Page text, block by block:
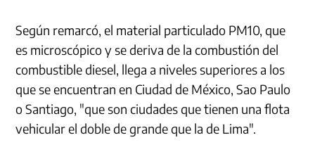
Según remarcó, el material particulado PM10, que
es microscópico y se deriva de la combustión del
combustible diesel, llega a niveles superiores a los
que se encuentran en Ciudad de México, Sao Paulo
o Santiago, "que son ciudades que tienen una flota
vehicular el doble de grande que la de Lima".